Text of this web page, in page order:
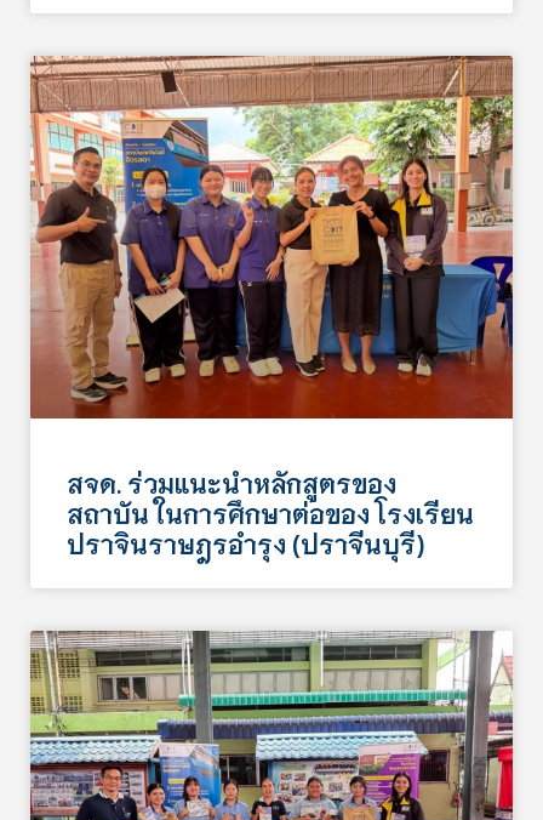
สจด. ร่วมแนะนำหลักสูตรของ
สถาบัน ในการศึกษาต่อของ โรงเรียน
ปราจินราษฎรอำรุง (ปราจีนบุรี)